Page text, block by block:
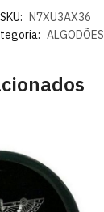
SKU: N7XU3AX36
ALGODÕES